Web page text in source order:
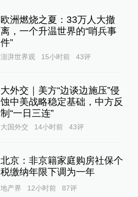
欧洲燃烧之夏：33万人大撤
离，一个升温世界的“哨兵事
件”
澎湃世界观 15小时前 43评
大外交｜美方“边谈边施压”侵
蚀中美战略稳定基础，中方反
制“一日三连”
大国外交 14小时前 43评
北京：非京籍家庭购房社保个
税缴纳年限下调为一年
地产界 12小时前 87评